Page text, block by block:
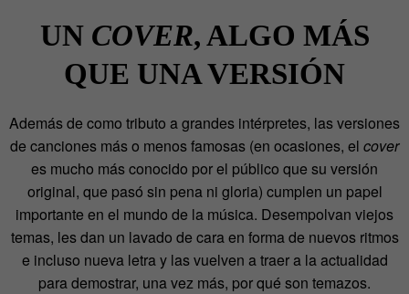
UN COVER, ALGO MÁS
QUE UNA VERSIÓN
Además de como tributo a grandes intérpretes, las versiones
de canciones más o menos famosas (en ocasiones, el cover
es mucho más conocido por el público que su versión
original, que pasó sin pena ni gloria) cumplen un papel
importante en el mundo de la música. Desempolvan viejos
temas, les dan un lavado de cara en forma de nuevos ritmos
e incluso nueva letra y las vuelven a traer a la actualidad
para demostrar, una vez más, por qué son temazos.